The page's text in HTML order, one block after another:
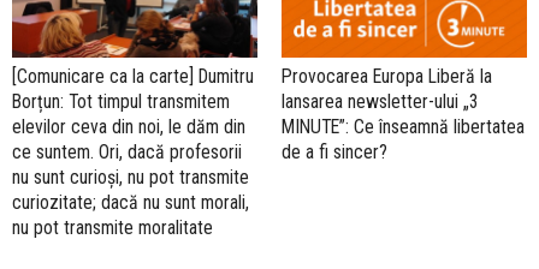
[Comunicare ca la carte] Dumitru
Borțun: Tot timpul transmitem
elevilor ceva din noi, le dăm din
ce suntem. Ori, dacă profesorii
nu sunt curioși, nu pot transmite
curiozitate; dacă nu sunt morali,
nu pot transmite moralitate
Provocarea Europa Liberă la
lansarea newsletter-ului „3
MINUTE”: Ce înseamnă libertatea
de a fi sincer?